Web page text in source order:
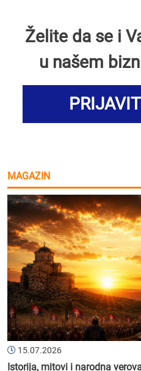
Želite da se i
u našem
MAGAZIN
15.07.2026
Istorija, mitovi i narodna